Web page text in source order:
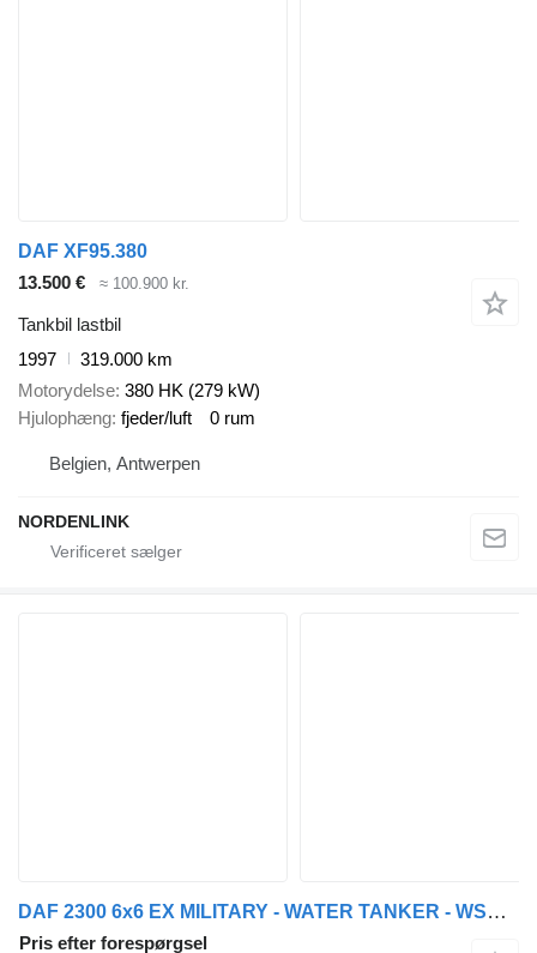
DAF XF95.380
13.500 €
≈ 100.900 kr.
Tankbil lastbil
1997
319.000 km
Motorydelse 380 HK (279 kW)
Hjulophæng fjeder/luft 0 rum
Belgien, Antwerpen
NORDENLINK
DAF 2300 6x6 EX MILITARY - WATER TANKER - WSK - 20000L
Pris efter forespørgsel